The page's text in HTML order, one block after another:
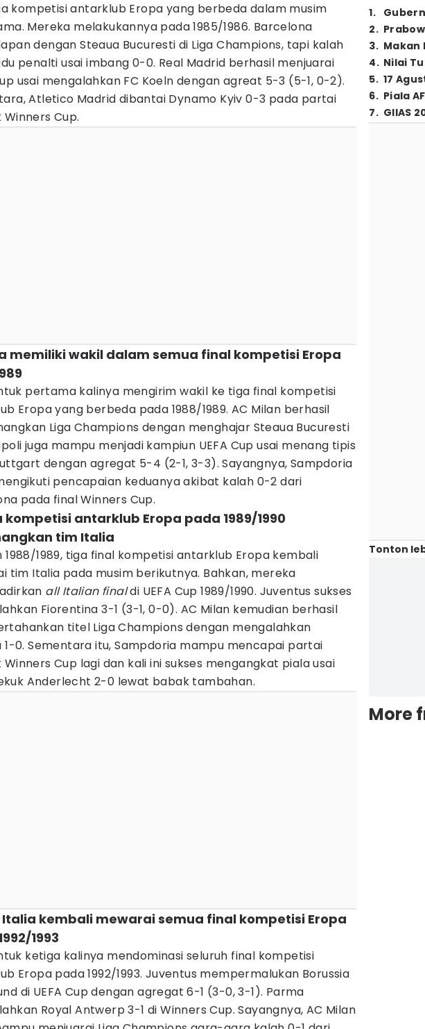
kompetisi antarklub Eropa yang berbeda dalam musim
Mereka melakukannya pada 1985/1986. Barcelona
dengan Steaua Bucuresti di Liga Champions, tapi kalah
penalti usai imbang 0-0. Real Madrid berhasil menjuarai
usai mengalahkan FC Koeln dengan agreat 5-3 (5-1, 0-2).
Atletico Madrid dibantai Dynamo Kyiv 0-3 pada partai
Cup.
memiliki wakil dalam semua final kompetisi Eropa
pertama kalinya mengirim wakil ke tiga final kompetisi
Eropa yang berbeda pada 1988/1989. AC Milan berhasil
Liga Champions dengan menghajar Steaua Bucuresti
juga mampu menjadi kampiun UEFA Cup usai menang tipis
dengan agregat 5-4 (2-1, 3-3). Sayangnya, Sampdoria
pencapaian keduanya akibat kalah 0-2 dari
pada final Winners Cup.
kompetisi antarklub Eropa pada 1989/1990
tim Italia
1988/1989, tiga final kompetisi antarklub Eropa kembali
tim Italia pada musim berikutnya. Bahkan, mereka
all Italian finaldi UEFA Cup 1989/1990. Juventus sukses
Fiorentina 3-1 (3-1, 0-0). AC Milan kemudian berhasil
titel Liga Champions dengan mengalahkan
1-0. Sementara itu, Sampdoria mampu mencapai partai
Winners Cup lagi dan kali ini sukses mengangkat piala usai
Anderlecht 2-0 lewat babak tambahan.
Italia kembali mewarai semua final kompetisi Eropa
1993
ketiga kalinya mendominasi seluruh final kompetisi
Eropa pada 1992/1993. Juventus mempermalukan Borussia
di UEFA Cup dengan agregat 6-1 (3-0, 3-1). Parma
Royal Antwerp 3-1 di Winners Cup. Sayangnya, AC Milan
1.
2.
3. Makan
4. Nilai
5. 17
6. Piala
7. GIIAS
Tonton
More